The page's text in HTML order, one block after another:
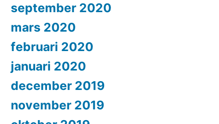
september 2020
mars 2020
februari 2020
januari 2020
december 2019
november 2019